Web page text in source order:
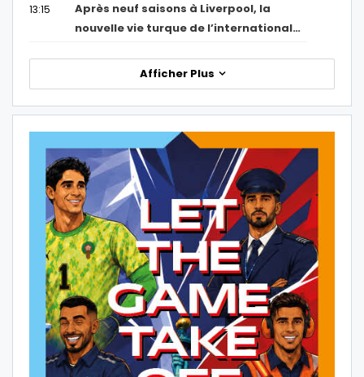
13:15
Après neuf saisons à Liverpool, la
nouvelle vie turque de l’international…
Afficher Plus